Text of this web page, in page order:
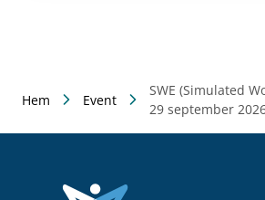
Hem Event
SWE (Simulated
29 september